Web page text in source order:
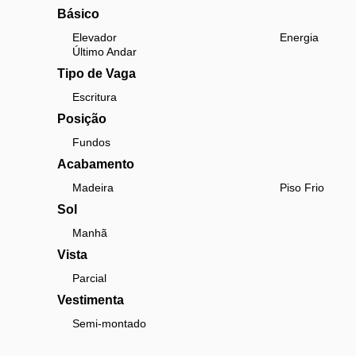
Básico
Elevador
Energia
Último Andar
Tipo de Vaga
Escritura
Posição
Fundos
Acabamento
Madeira Piso Frio
Sol
Manhã
Vista
Parcial
Vestimenta
Semi-montado